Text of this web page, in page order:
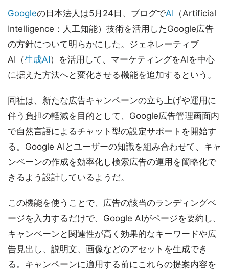
Googleの日本法人は5月24日、ブログでAI （Artificial
Intelligence：人工知能）技術を活用したGoogle広告
の方針について明らかにした。ジェネレーティブ
AI（生成AI）を活用して、マーケティングをAIを中心
に据えた方法へと変化させる機能を追加するという。
同社は、新たな広告キャンペーンの立ち上げや運用に
伴う負担の軽減を目的として、Google広告管理画面内
で自然言語によるチャット型の設定サポートを開始す
る。Google AIとユーザーの知識を組み合わせて、キャ
ンペーンの作成を効率化し検索広告の運用を簡略化で
きるよう設計しているようだ。
この機能を使うことで、広告の該当のランディングペ
ージを入力するだけで、Google AIがページを要約し、
キャンペーンと関連性が高く効果的なキーワードや広
告見出し、説明文、画像などのアセットを生成でき
る。キャンペーンに適用する前にこれらの提案内容を